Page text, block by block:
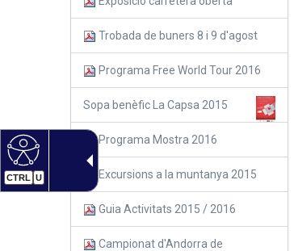
CTRL U
Trobada de buners 8 i 9 d'agost
Programa Free World Tour 2016
Sopa benèfic La Capsa 2015
Programa Mostra 2016
Excursions a la muntanya 2015
Guia Activitats 2015 / 2016
Campionat d'Andorra de